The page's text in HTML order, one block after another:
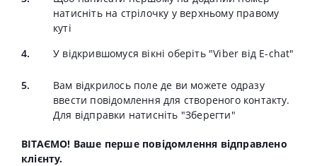
натисніть на стрілочку у верхньому правому
куті
У відкрившомуся вікні оберіть "Vіber від E-chat"
Вам відкрилось поле де ви можете одразу
ввести повідомлення для створеного контакту.
Для відправки натисніть "Зберегти"
ВІТАЄМО! Ваше перше повідомлення відправлено
клієнту.